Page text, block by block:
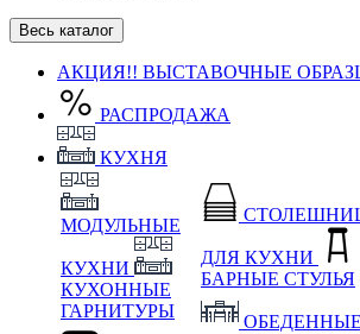
Весь каталог
АКЦИЯ!! ВЫСТАВОЧНЫЕ
РАСПРОДАЖА
КУХНЯ
МОДУЛЬНЫЕ
КУХНИ
КУХОННЫЕ
ГАРНИТУРЫ
ДЛЯ КУХНИ
БАРНЫЕ СТУЛЬЯ
ОБЕДЕННЫЕ